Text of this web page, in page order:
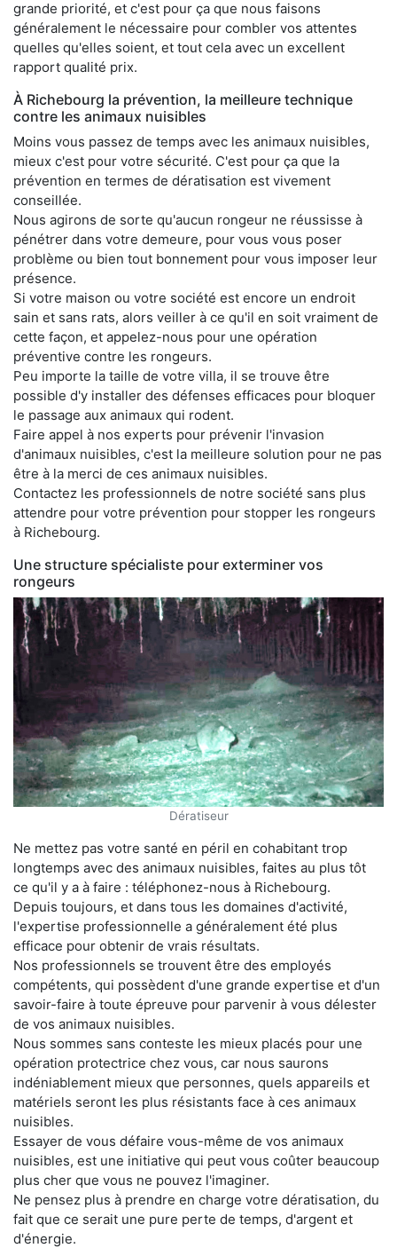
grande priorité, et c'est pour ça que nous faisons
généralement le nécessaire pour combler vos attentes
quelles qu'elles soient, et tout cela avec un excellent
rapport qualité prix.
À Richebourg la prévention, la meilleure technique
contre les animaux nuisibles
Moins vous passez de temps avec les animaux nuisibles,
mieux c'est pour votre sécurité. C'est pour ça que la
prévention en termes de dératisation est vivement
conseillée.
Nous agirons de sorte qu'aucun rongeur ne réussisse à
pénétrer dans votre demeure, pour vous vous poser
problème ou bien tout bonnement pour vous imposer leur
présence.
Si votre maison ou votre société est encore un endroit
sain et sans rats, alors veiller à ce qu'il en soit vraiment de
cette façon, et appelez-nous pour une opération
préventive contre les rongeurs.
Peu importe la taille de votre villa, il se trouve être
possible d'y installer des défenses efficaces pour bloquer
le passage aux animaux qui rodent.
Faire appel à nos experts pour prévenir l'invasion
d'animaux nuisibles, c'est la meilleure solution pour ne pas
être à la merci de ces animaux nuisibles.
Contactez les professionnels de notre société sans plus
attendre pour votre prévention pour stopper les rongeurs
à Richebourg.
Une structure spécialiste pour exterminer vos
rongeurs
Dératiseur
Ne mettez pas votre santé en péril en cohabitant trop
longtemps avec des animaux nuisibles, faites au plus tôt
ce qu'il y a à faire : téléphonez-nous à Richebourg.
Depuis toujours, et dans tous les domaines d'activité,
l'expertise professionnelle a généralement été plus
efficace pour obtenir de vrais résultats.
Nos professionnels se trouvent être des employés
compétents, qui possèdent d'une grande expertise et d'un
savoir-faire à toute épreuve pour parvenir à vous délester
de vos animaux nuisibles.
Nous sommes sans conteste les mieux placés pour une
opération protectrice chez vous, car nous saurons
indéniablement mieux que personnes, quels appareils et
matériels seront les plus résistants face à ces animaux
nuisibles.
Essayer de vous défaire vous-même de vos animaux
nuisibles, est une initiative qui peut vous coûter beaucoup
plus cher que vous ne pouvez l'imaginer.
Ne pensez plus à prendre en charge votre dératisation, du
fait que ce serait une pure perte de temps, d'argent et
d'énergie.